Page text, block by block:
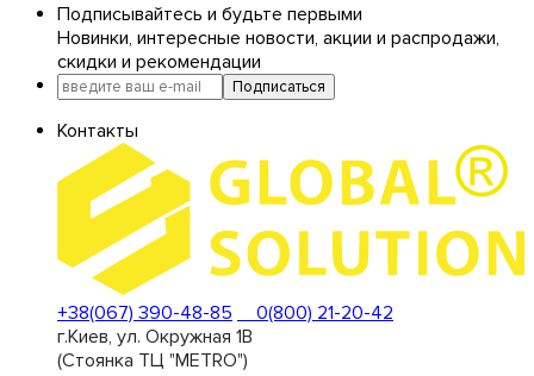
Подписывайтесь и будьте первыми
Новинки, интересные новости, акции и распродажи,
скидки и рекомендации
Подписаться
Контакты
+38(067) 390-48-85
0(800) 21-20-42
г.Киев, ул. Окружная 1В
(Стоянка ТЦ "METRO")